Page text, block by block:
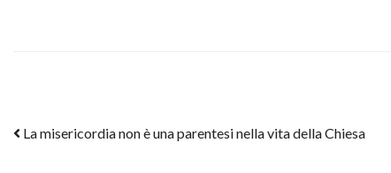
Post navigation
La misericordia non è una parentesi nella vita della Chiesa